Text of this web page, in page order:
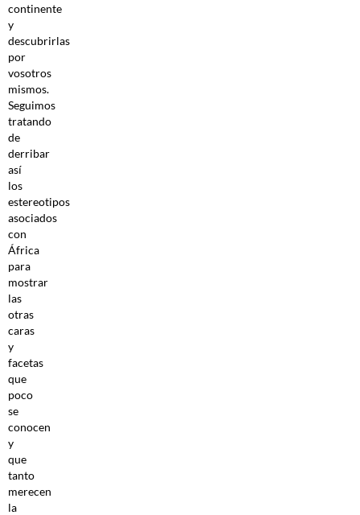
continente
y
descubrirlas
por
vosotros
mismos.
Seguimos
tratando
de
derribar
así
los
estereotipos
asociados
con
África
para
mostrar
las
otras
caras
y
facetas
que
poco
se
conocen
y
que
tanto
merecen
la